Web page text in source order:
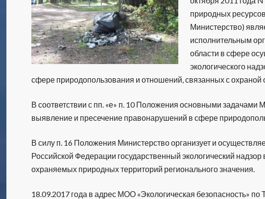
природных
Министерство)
исполнительным
области в сфере
экологического
сфере природопользования и отношений, связанных с
В соответствии с пп. «е» п. 10 Положения основными задачами
выявление и пресечение правонарушений в сфере
В силу п. 16 Положения Министерство организует и
Российской Федерации государственный экологический
охраняемых природных территорий регионального значения.
18.09.2017 года в адрес МОО «Экологическая безопасность» по